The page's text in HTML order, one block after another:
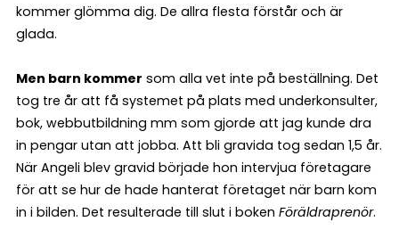
kommer glömma dig. De allra flesta förstår och är
glada.
Men barn kommer som alla vet inte på beställning. Det
tog tre år att få systemet på plats med underkonsulter,
bok, webbutbildning mm som gjorde att jag kunde dra
in pengar utan att jobba. Att bli gravida tog sedan 1,5 år.
När Angeli blev gravid började hon intervjua företagare
för att se hur de hade hanterat företaget när barn kom
in i bilden. Det resulterade till slut i boken Föräldraprenör.